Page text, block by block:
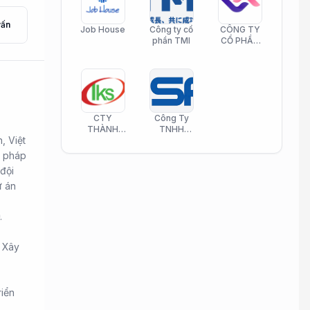
Việt
pháp
án
Job House
Công ty cổ
phần TMI
CÔNG TY
CỔ PHẦN
CTY
THÀNH
PHAMATECH
Công Ty
TNHH
Phần Mềm